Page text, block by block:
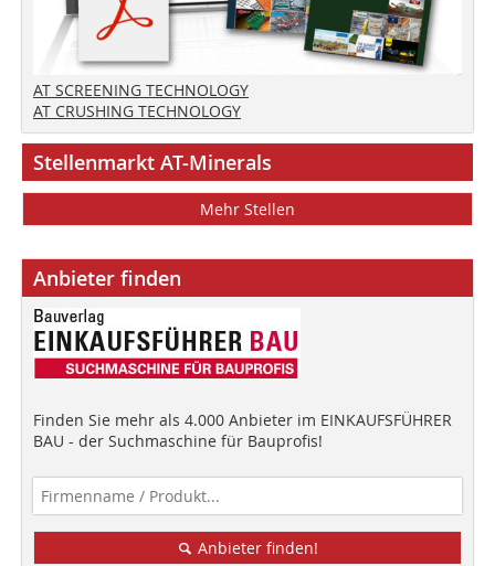
AT SCREENING TECHNOLOGY
AT CRUSHING TECHNOLOGY
Stellenmarkt AT-Minerals
Mehr Stellen
Anbieter finden
Finden Sie mehr als 4.000 Anbieter im EINKAUFSFÜHRER
BAU - der Suchmaschine für Bauprofis!
Anbieter finden!